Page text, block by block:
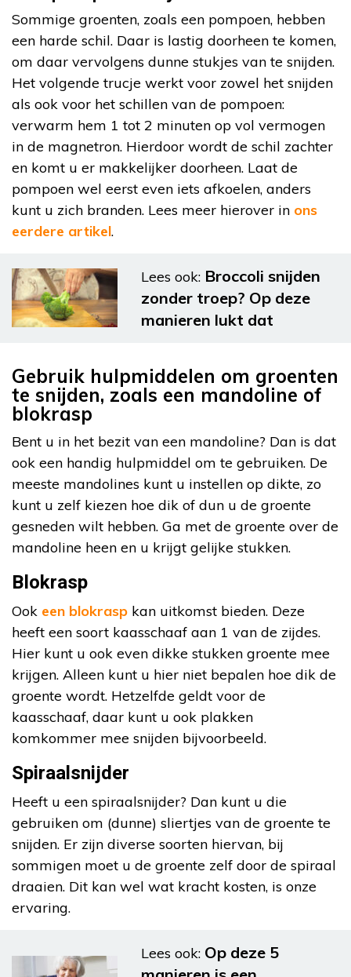
Sommige groenten, zoals een pompoen, hebben
een harde schil. Daar is lastig doorheen te komen,
om daar vervolgens dunne stukjes van te snijden.
Het volgende trucje werkt voor zowel het snijden
als ook voor het schillen van de pompoen:
verwarm hem 1 tot 2 minuten op vol vermogen
in de magnetron. Hierdoor wordt de schil zachter
en komt u er makkelijker doorheen. Laat de
pompoen wel eerst even iets afkoelen, anders
kunt u zich branden. Lees meer hierover in ons
eerdere artikel.
Lees ook: Broccoli snijden
zonder troep? Op deze
manieren lukt dat
Gebruik hulpmiddelen om groenten
te snijden, zoals een mandoline of
blokrasp
Bent u in het bezit van een mandoline? Dan is dat
ook een handig hulpmiddel om te gebruiken. De
meeste mandolines kunt u instellen op dikte, zo
kunt u zelf kiezen hoe dik of dun u de groente
gesneden wilt hebben. Ga met de groente over de
mandoline heen en u krijgt gelijke stukken.
Blokrasp
Ook een blokrasp kan uitkomst bieden. Deze
heeft een soort kaasschaaf aan 1 van de zijdes.
Hier kunt u ook even dikke stukken groente mee
krijgen. Alleen kunt u hier niet bepalen hoe dik de
groente wordt. Hetzelfde geldt voor de
kaasschaaf, daar kunt u ook plakken
komkommer mee snijden bijvoorbeeld.
Spiraalsnijder
Heeft u een spiraalsnijder? Dan kunt u die
gebruiken om (dunne) sliertjes van de groente te
snijden. Er zijn diverse soorten hiervan, bij
sommigen moet u de groente zelf door de spiraal
draaien. Dit kan wel wat kracht kosten, is onze
ervaring.
Lees ook: Op deze 5